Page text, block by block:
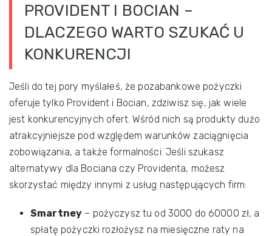
PROVIDENT I BOCIAN –
DLACZEGO WARTO SZUKAĆ U
KONKURENCJI
Jeśli do tej pory myślałeś, że pozabankowe pożyczki
oferuje tylko Provident i Bocian, zdziwisz się, jak wiele
jest konkurencyjnych ofert. Wśród nich są produkty dużo
atrakcyjniejsze pod względem warunków zaciągnięcia
zobowiązania, a także formalności. Jeśli szukasz
alternatywy dla Bociana czy Providenta, możesz
skorzystać między innymi z usług następujących firm:
Smartney – pożyczysz tu od 3000 do 60000 zł, a
spłatę pożyczki rozłożysz na miesięczne raty na